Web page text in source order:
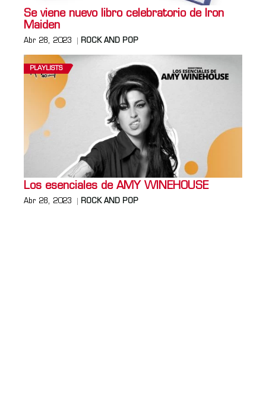
Se viene nuevo libro celebratorio de Iron
Maiden
Abr 28, 2023 ROCK AND POP
PLAYLISTS
Los esenciales de AMY WINEHOUSE
Abr 28, 2023 ROCK AND POP